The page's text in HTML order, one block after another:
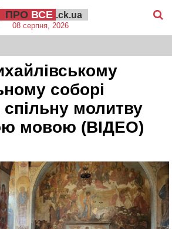
ПРО ВСЕ .ck.ua
08 серпня, 2026
соборі
молитву
мовою (ВІДЕО)